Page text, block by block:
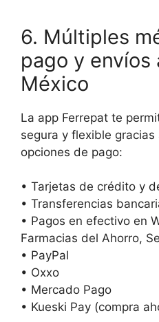
6. Múltiples
pago y envíos
México
La app Ferrepat te
segura y flexible
opciones de pago:
• Tarjetas de crédito y
• Transferencias
• Pagos en efectivo en
Farmacias del Ahorro,
• PayPal
• Oxxo
• Mercado Pago
• Kueski Pay (compra